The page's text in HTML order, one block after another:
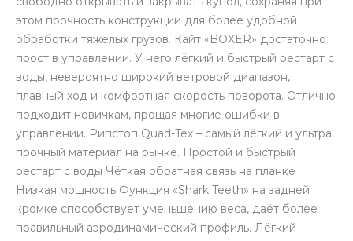
этом прочность конструкции для более удобной
обработки тяжёлых грузов. Кайт «BOXER» достаточно
прост в управлении. У него лёгкий и быстрый рестарт с
воды, невероятно широкий ветровой диапазон,
плавный ход и комфортная скорость поворота. Отлично
подходит новичкам, прощая многие ошибки в
управлении. Рипстоп Quad-Tex – самый лёгкий и ультра
прочный материал на рынкe. Простой и быстрый
рестарт с воды Чёткая обратная связь на планке
Низкая мощность Функция «Shark Teeth» на задней
кромке способствует уменьшению веса, даёт более
правильный аэродинамический профиль. Лёгкий